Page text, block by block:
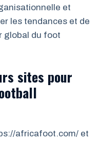
et
les tendances et de
global du foot
sites pour
africafoot.com/ et